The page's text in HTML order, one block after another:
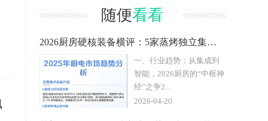
随便看看
2026厨房硬核装备横评：5家蒸烤独立集成灶供应商性能实测
一、行业趋势：从集成到
智能，2026厨房的“中枢神
经”之争2...
2026-04-20